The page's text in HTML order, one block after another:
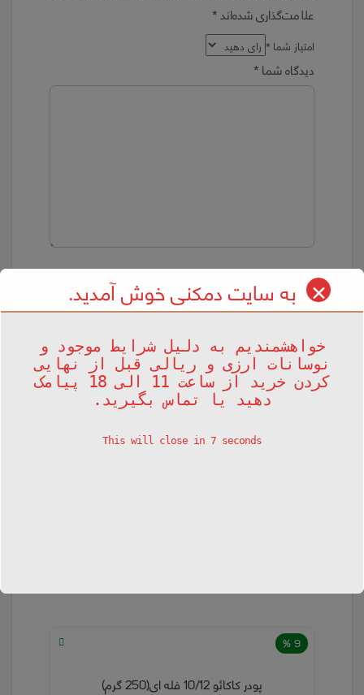
علامت‌گذاری شده‌اند*
امتیاز شما *
دیدگاه شما*
نام* ایمیل*
ذخیره نام، ایمیل و وبسایت من در مرورگر برای زمانی که
دوباره دیدگاهی می‌نویسم.
9 %
پودر کاکائو 10/12 فله ای(250 گرم)
به سایت دمکنی خوش آمدید. ✕
خواهشمندیم به دلیل شرایط موجود و
نوسانات ارزی و ریالی قبل از نهایی
کردن خرید از ساعت 11 الی 18 پیامک
دهید یا تماس بگیرید.
This will close in 7 seconds